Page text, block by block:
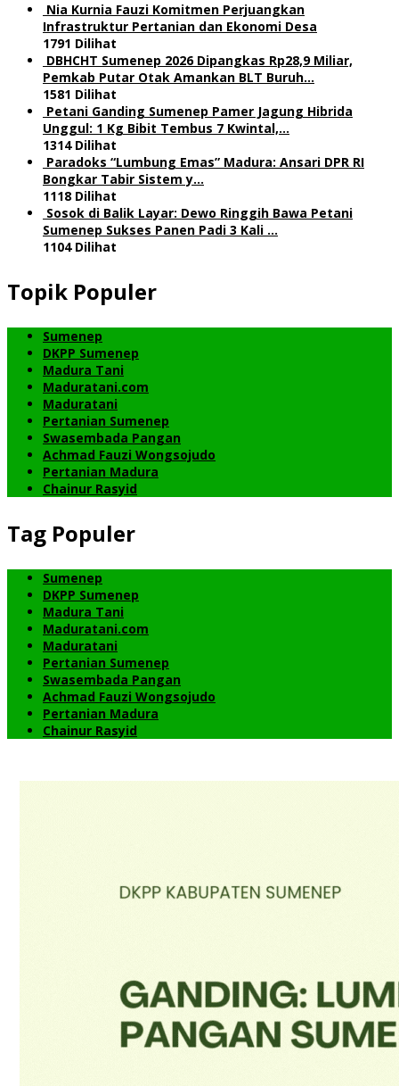
Nia Kurnia Fauzi Komitmen Perjuangkan
Infrastruktur Pertanian dan Ekonomi Desa
1791 Dilihat
DBHCHT Sumenep 2026 Dipangkas Rp28,9 Miliar,
Pemkab Putar Otak Amankan BLT Buruh…
1581 Dilihat
Petani Ganding Sumenep Pamer Jagung Hibrida
Unggul: 1 Kg Bibit Tembus 7 Kwintal,…
1314 Dilihat
Paradoks “Lumbung Emas” Madura: Ansari DPR RI
Bongkar Tabir Sistem y…
1118 Dilihat
Sosok di Balik Layar: Dewo Ringgih Bawa Petani
Sumenep Sukses Panen Padi 3 Kali …
1104 Dilihat
Topik Populer
Sumenep
DKPP Sumenep
Madura Tani
Maduratani.com
Maduratani
Pertanian Sumenep
Swasembada Pangan
Achmad Fauzi Wongsojudo
Pertanian Madura
Chainur Rasyid
Tag Populer
Sumenep
DKPP Sumenep
Madura Tani
Maduratani.com
Maduratani
Pertanian Sumenep
Swasembada Pangan
Achmad Fauzi Wongsojudo
Pertanian Madura
Chainur Rasyid